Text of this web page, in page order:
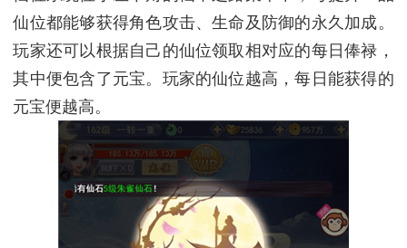
仙位都能够获得角色攻击、生命及防御的永久加成。
玩家还可以根据自己的仙位领取相对应的每日俸禄，
其中便包含了元宝。玩家的仙位越高，每日能获得的
元宝便越高。